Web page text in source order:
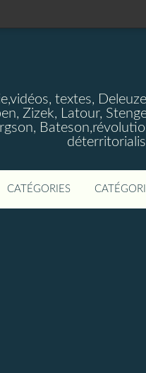
textes,
Zizek, Latour,
CATÉGORIES